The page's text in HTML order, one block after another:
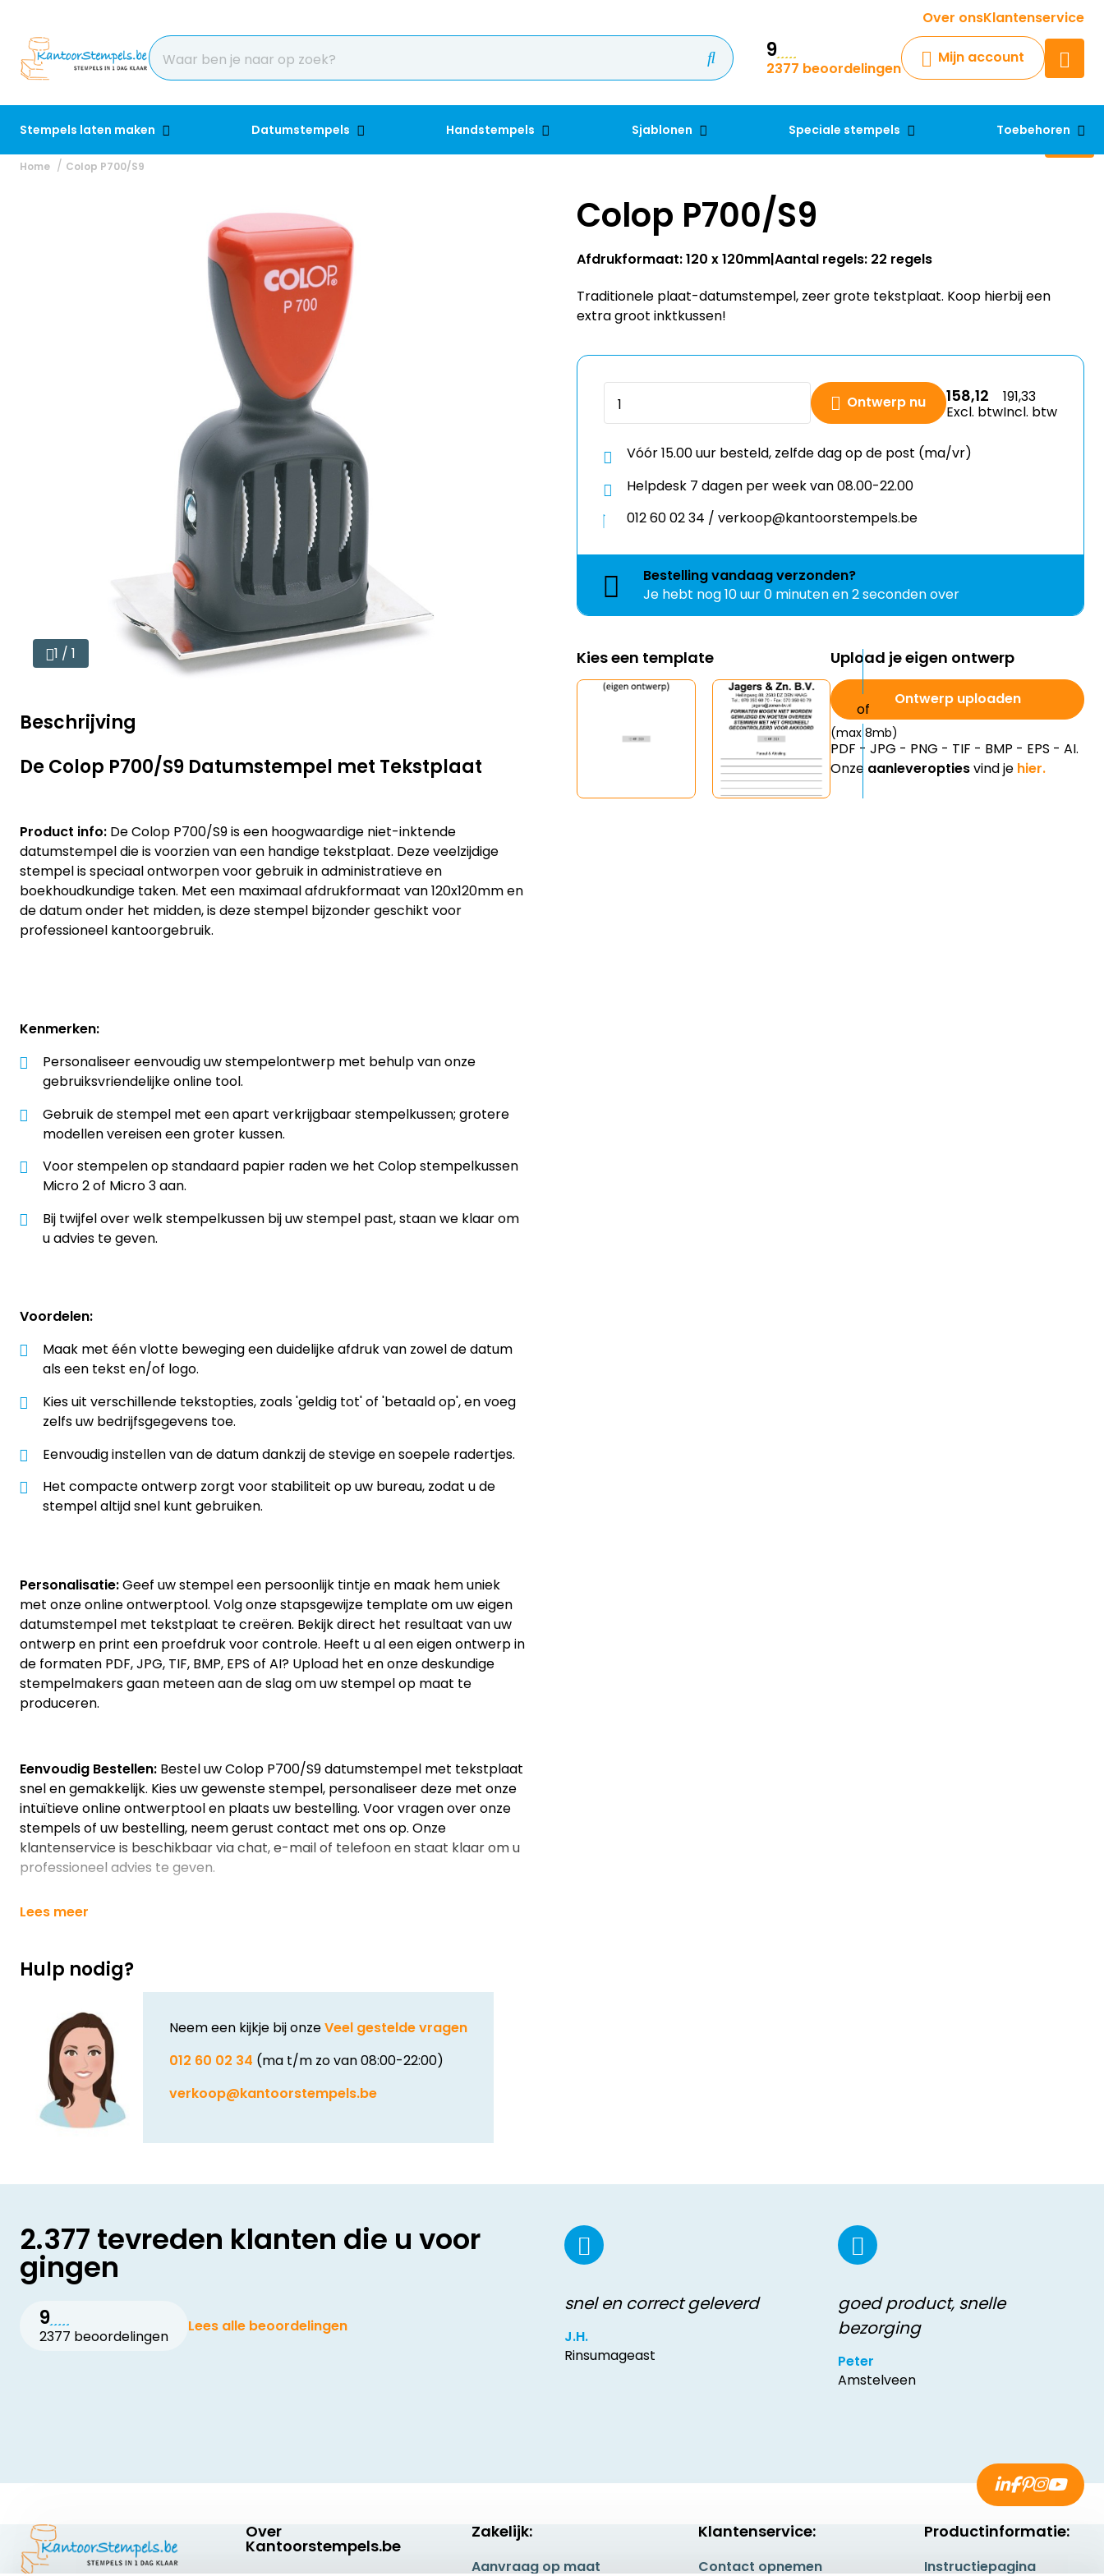
Over onsKlantenservice
9
2377 beoordelingen
Mijn account
Stempels laten maken Datumstempels Handstempels Sjablonen Speciale stempels Toebehoren
Krijg een antwoord op uw vraag
Chatbot
Chat 24/7 met onze chatbot
Contact
Home Colop P700/S9
1 / 1
Beschrijving
De Colop P700/S9 Datumstempel met Tekstplaat
Product info: De Colop P700/S9 is een hoogwaardige niet-inktende
datumstempel die is voorzien van een handige tekstplaat. Deze veelzijdige
stempel is speciaal ontworpen voor gebruik in administratieve en
boekhoudkundige taken. Met een maximaal afdrukformaat van 120x120mm en
de datum onder het midden, is deze stempel bijzonder geschikt voor
professioneel kantoorgebruik.
Kenmerken:
Personaliseer eenvoudig uw stempelontwerp met behulp van onze
gebruiksvriendelijke online tool.
Gebruik de stempel met een apart verkrijgbaar stempelkussen; grotere
modellen vereisen een groter kussen.
Voor stempelen op standaard papier raden we het Colop stempelkussen
Micro 2 of Micro 3 aan.
Bij twijfel over welk stempelkussen bij uw stempel past, staan we klaar om
u advies te geven.
Voordelen:
Maak met één vlotte beweging een duidelijke afdruk van zowel de datum
als een tekst en/of logo.
Kies uit verschillende tekstopties, zoals 'geldig tot' of 'betaald op', en voeg
zelfs uw bedrijfsgegevens toe.
Eenvoudig instellen van de datum dankzij de stevige en soepele radertjes.
Het compacte ontwerp zorgt voor stabiliteit op uw bureau, zodat u de
stempel altijd snel kunt gebruiken.
Personalisatie:Geef uw stempel een persoonlijk tintje en maak hem uniek
met onze online ontwerptool. Volg onze stapsgewijze template om uw eigen
datumstempel met tekstplaat te creëren. Bekijk direct het resultaat van uw
ontwerp en print een proefdruk voor controle. Heeft u al een eigen ontwerp in
de formaten PDF, JPG, TIF, BMP, EPS of AI? Upload het en onze deskundige
stempelmakers gaan meteen aan de slag om uw stempel op maat te
produceren.
Eenvoudig Bestellen: Bestel uw Colop P700/S9 datumstempel met tekstplaat
snel en gemakkelijk. Kies uw gewenste stempel, personaliseer deze met onze
intuïtieve online ontwerptool en plaats uw bestelling. Voor vragen over onze
stempels of uw bestelling, neem gerust contact met ons op. Onze
klantenservice is beschikbaar via chat, e-mail of telefoon en staat klaar om u
professioneel advies te geven.
Lees meer
Hulp nodig?
Neem een kijkje bij onzeVeel gestelde vragen
012 60 02 34 (ma t/m zo van 08:00-22:00)
verkoop@kantoorstempels.be
Colop P700/S9
Afdrukformaat: 120 x 120mm Aantal regels: 22 regels
Traditionele plaat-datumstempel, zeer grote tekstplaat. Koop hierbij een
extra groot inktkussen!
Ontwerp nu 158,12
Excl. btw
191,33
Incl. btw
Vóór 15.00 uur besteld, zelfde dag op de post (ma/vr)
Helpdesk 7 dagen per week van 08.00-22.00
012 60 02 34 / verkoop@kantoorstempels.be
Bestellingvandaagverzonden?
Je hebt nog10 uur 0 minuten en 1 seconden over
Kies een template Upload je eigen ontwerp
Ontwerp uploaden
(max 8mb)
PDF - JPG - PNG - TIF - BMP - EPS - AI.
Onze aanleveroptiesvind je hier.
2.377 tevreden klanten die u voor
gingen
9
2377 beoordelingen
Lees alle beoordelingen
snel en correct geleverd
J.H.
Rinsumageast
goed product, snelle
bezorging
Peter
Amstelveen
Over
Kantoorstempels.be
Zakelijk:
Aanvraag op maat
Klantenservice:
Contact opnemen
Productinformatie:
Instructiepagina